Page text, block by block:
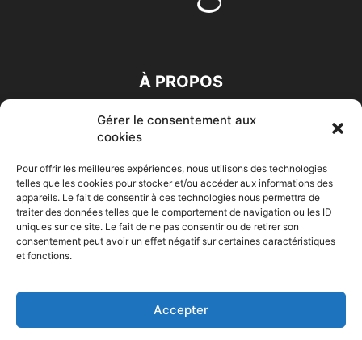
Gérer le consentement aux
cookies
Pour offrir les meilleures expériences, nous utilisons des technologies
telles que les cookies pour stocker et/ou accéder aux informations des
appareils. Le fait de consentir à ces technologies nous permettra de
traiter des données telles que le comportement de navigation ou les ID
uniques sur ce site. Le fait de ne pas consentir ou de retirer son
consentement peut avoir un effet négatif sur certaines caractéristiques
et fonctions.
Accepter
À PROPOS
SUIVEZ NOUS
Accueil Economie Entreprises Entrepreneur Afrique
HIGH-TECH Auto-Moto